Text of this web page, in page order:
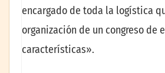
encargado de toda la logística
organización de un congreso de
características».